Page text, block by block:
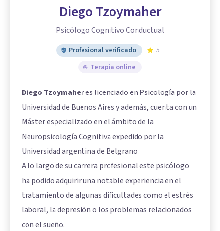
Diego Tzoymaher
Psicólogo Cognitivo Conductual
Profesional verificado
5
Terapia online
Diego Tzoymaheres licenciado en Psicología por la
Universidad de Buenos Aires y además, cuenta con un
Máster especializado en el ámbito de la
Neuropsicología Cognitiva expedido por la
Universidad argentina de Belgrano.
A lo largo de su carrera profesional este psicólogo
ha podido adquirir una notable experiencia en el
tratamiento de algunas dificultades como el estrés
laboral, la depresión o los problemas relacionados
con el sueño.